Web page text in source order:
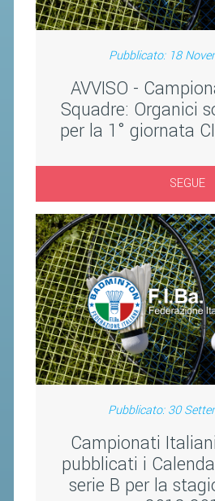
Pubblicato: 18
AVVISO -
Squadre: Organici
per la 1° giornata
SEGUE
Pubblicato: 30
Campionati
pubblicati i
serie B per la
GARE
STAFF
ATLETI
PROMOZIONE
NUOVI
PROGETTO
TROFEO CONI
ENTI DI
PROGETTI
FORMAZIONE